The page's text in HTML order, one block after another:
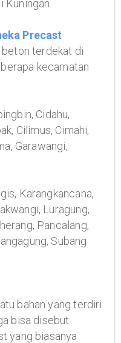
Kuningan.
Precast
terdekat di
kecamatan
Cidahu,
Cilimus, Cimahi,
Garawangi,
Karangkancana,
Luragung,
Pancalang,
Subang
bahan yang terdiri
bisa disebut
yang biasanya